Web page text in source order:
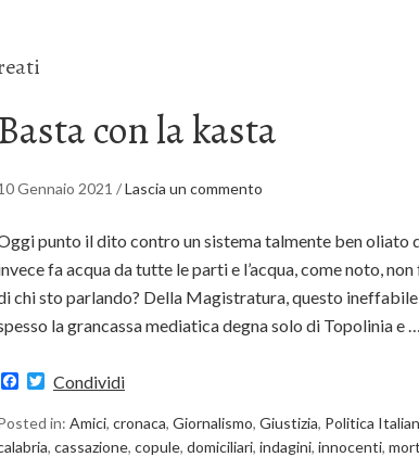
Basta con la kasta
Gennaio 2021 /Lascia un commento
punto il dito contro un sistema talmente ben oliato
fa acqua da tutte le parti e l’acqua, come noto,
chi sto parlando? Della Magistratura, questo
la grancassa mediatica degna solo di Topolinia e …
Facebook
Twitter
Condividi
in: Amici, cronaca, Giornalismo, Giustizia, Politica
, cassazione, copule, domiciliari, indagini, innocenti,